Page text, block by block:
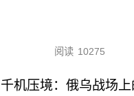
阅读 10275
千机压境：俄乌战场